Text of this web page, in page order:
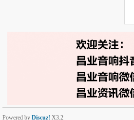
Powered by Discuz! X3.2